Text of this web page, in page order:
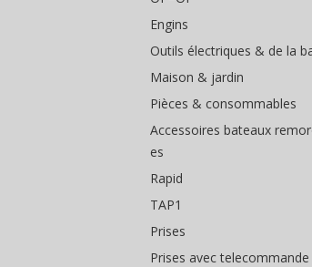
Engins
Outils électriques & de la
Maison & jardin
Pièces & consommables
Accessoires bateaux
es
Rapid
TAP1
Prises
Prises avec telecommande